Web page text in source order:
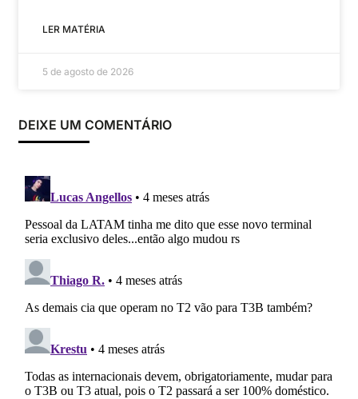
LER MATÉRIA
5 de agosto de 2026
DEIXE UM COMENTÁRIO